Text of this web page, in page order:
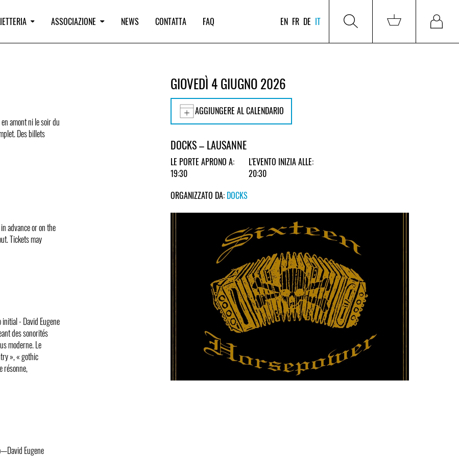
ASSOCIAZIONE NEWS CONTATTA FAQ EN FR DE IT
amont ni le soir du
Des billets
advance or on the
Tickets may
- David Eugene
des sonorités
moderne. Le
», « gothic
résonne,
Eugene
GIOVEDÌ 4 GIUGNO 2026
AGGIUNGERE AL CALENDARIO
DOCKS – LAUSANNE
LE PORTE APRONO A:
19:30
L'EVENTO INIZIA ALLE:
20:30
ORGANIZZATO DA: DOCKS